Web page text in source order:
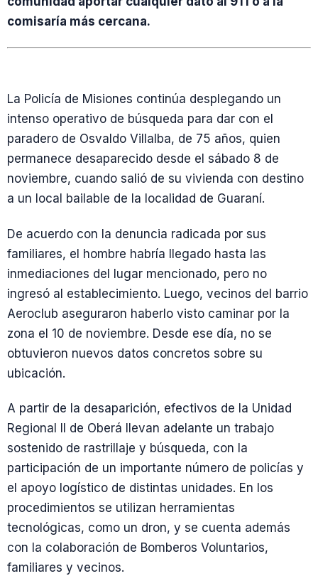
comisaría más cercana.
La Policía de Misiones continúa desplegando un
intenso operativo de búsqueda para dar con el
paradero de Osvaldo Villalba, de 75 años, quien
permanece desaparecido desde el sábado 8 de
noviembre, cuando salió de su vivienda con destino
a un local bailable de la localidad de Guaraní.
De acuerdo con la denuncia radicada por sus
familiares, el hombre habría llegado hasta las
inmediaciones del lugar mencionado, pero no
ingresó al establecimiento. Luego, vecinos del barrio
Aeroclub aseguraron haberlo visto caminar por la
zona el 10 de noviembre. Desde ese día, no se
obtuvieron nuevos datos concretos sobre su
ubicación.
A partir de la desaparición, efectivos de la Unidad
Regional II de Oberá llevan adelante un trabajo
sostenido de rastrillaje y búsqueda, con la
participación de un importante número de policías y
el apoyo logístico de distintas unidades. En los
procedimientos se utilizan herramientas
tecnológicas, como un dron, y se cuenta además
con la colaboración de Bomberos Voluntarios,
familiares y vecinos.